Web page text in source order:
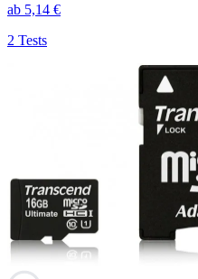
ab 5,14 €
2 Tests